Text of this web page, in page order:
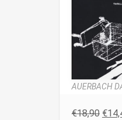
AUERBACH
€18,90 €